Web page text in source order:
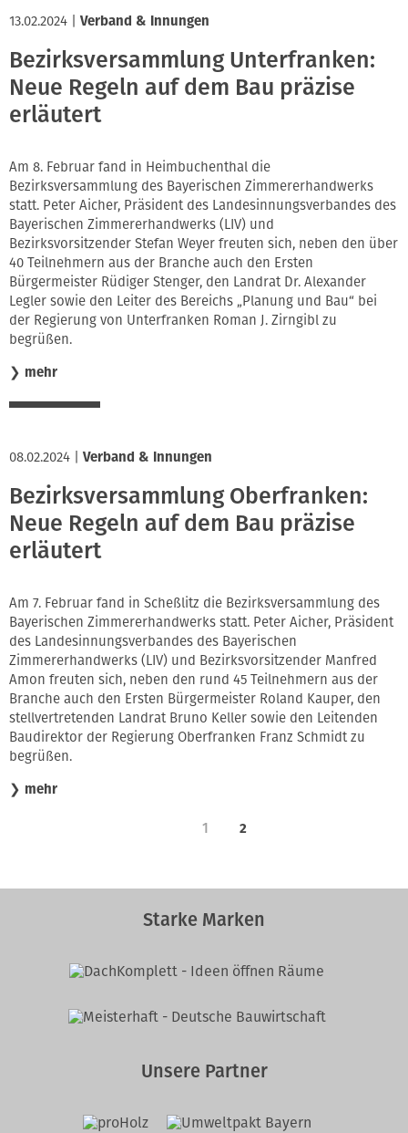
13.02.2024 Verband & Innungen
Bezirksversammlung Unterfranken:
Neue Regeln auf dem Bau präzise
erläutert
Am 8. Februar fand in Heimbuchenthal die
Bezirksversammlung des Bayerischen Zimmererhandwerks
statt. Peter Aicher, Präsident des Landesinnungsverbandes des
Bayerischen Zimmererhandwerks (LIV) und
Bezirksvorsitzender Stefan Weyer freuten sich, neben den über
40 Teilnehmern aus der Branche auch den Ersten
Bürgermeister Rüdiger Stenger, den Landrat Dr. Alexander
Legler sowie den Leiter des Bereichs „Planung und Bau“ bei
der Regierung von Unterfranken Roman J. Zirngibl zu
begrüßen.
❯ mehr
08.02.2024 Verband & Innungen
Bezirksversammlung Oberfranken:
Neue Regeln auf dem Bau präzise
erläutert
Am 7. Februar fand in Scheßlitz die Bezirksversammlung des
Bayerischen Zimmererhandwerks statt. Peter Aicher, Präsident
des Landesinnungsverbandes des Bayerischen
Zimmererhandwerks (LIV) und Bezirksvorsitzender Manfred
Amon freuten sich, neben den rund 45 Teilnehmern aus der
Branche auch den Ersten Bürgermeister Roland Kauper, den
stellvertretenden Landrat Bruno Keller sowie den Leitenden
Baudirektor der Regierung Oberfranken Franz Schmidt zu
begrüßen.
❯ mehr
1 2
Starke Marken
Unsere Partner